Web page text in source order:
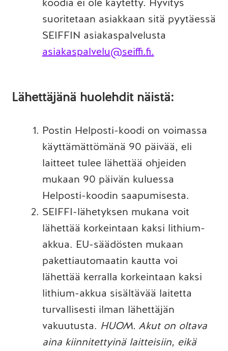
koodia ei ole käytetty. Hyvitys
suoritetaan asiakkaan sitä pyytäessä
SEIFFIN asiakaspalvelusta
asiakaspalvelu@seiffi.fi.
Lähettäjänä huolehdit näistä:
Postin Helposti-koodi on voimassa
käyttämättömänä 90 päivää, eli
laitteet tulee lähettää ohjeiden
mukaan 90 päivän kuluessa
Helposti-koodin saapumisesta.
SEIFFI-lähetyksen mukana voit
lähettää korkeintaan kaksi lithium-
akkua. EU-säädösten mukaan
pakettiautomaatin kautta voi
lähettää kerralla korkeintaan kaksi
lithium-akkua sisältävää laitetta
turvallisesti ilman lähettäjän
vakuutusta. HUOM. Akut on oltava
aina kiinnitettyinä laitteisiin, eikä